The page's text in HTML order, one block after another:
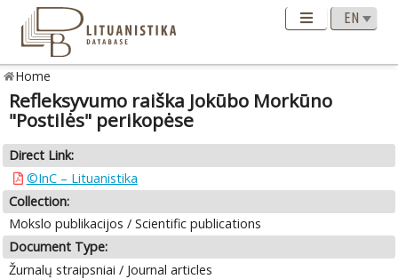
Home
Refleksyvumo raiška Jokūbo Morkūno
"Postilės" perikopėse
Direct Link:
©InC – Lituanistika
Collection:
Mokslo publikacijos / Scientific publications
Document Type:
Žurnalų straipsniai / Journal articles